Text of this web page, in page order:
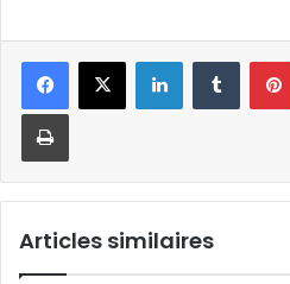
LinkedinTumblr
Imprimer
Articles similaires